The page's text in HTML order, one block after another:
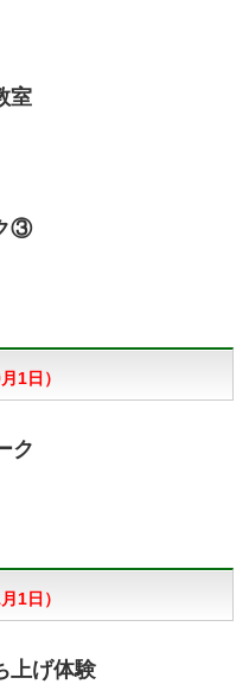
室
③
月1日）
ク
月1日）
上げ体験